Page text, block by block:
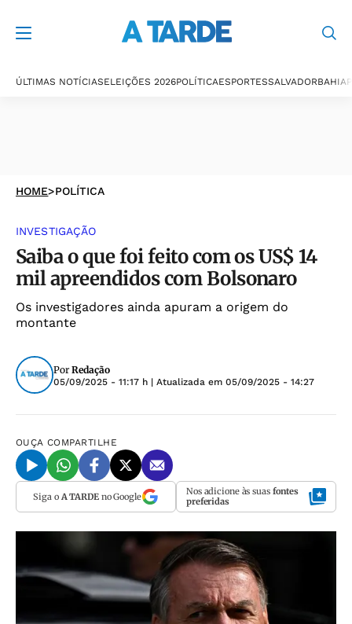
ÚLTIMAS NOTÍCIASELEIÇÕES 2026POLÍTICAESPORTESSALVADORBAHIA
HOME>POLÍTICA
INVESTIGAÇÃO
Saiba o que foi feito com os US$ 14
mil apreendidos com Bolsonaro
Os investigadores ainda apuram a origem do
montante
Por Redação
05/09/2025 - 11:17 h | Atualizada em 05/09/2025 - 14:27
OUÇA COMPARTILHE
Siga o A TARDEno Google Nos adicione às suas fontes
preferidas